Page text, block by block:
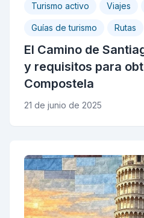
Turismo activo Viajes
Guías de turismo Rutas
El Camino de
y requisitos para
Compostela
21 de junio de 2025